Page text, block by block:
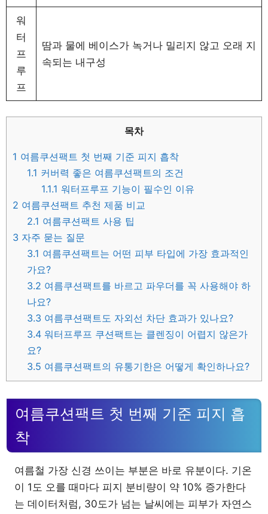
워
터
프
루
프
땀과 물에 베이스가 녹거나 밀리지 않고 오래 지
속되는 내구성
목차
1 여름쿠션팩트 첫 번째 기준 피지 흡착
1.1 커버력 좋은 여름쿠션팩트의 조건
1.1.1 워터프루프 기능이 필수인 이유
2 여름쿠션팩트 추천 제품 비교
2.1 여름쿠션팩트 사용 팁
3 자주 묻는 질문
3.1 여름쿠션팩트는 어떤 피부 타입에 가장 효과적인
가요?
3.2 여름쿠션팩트를 바르고 파우더를 꼭 사용해야 하
나요?
3.3 여름쿠션팩트도 자외선 차단 효과가 있나요?
3.4 워터프루프 쿠션팩트는 클렌징이 어렵지 않은가
요?
3.5 여름쿠션팩트의 유통기한은 어떻게 확인하나요?
여름쿠션팩트 첫 번째 기준 피지 흡
착
여름철 가장 신경 쓰이는 부분은 바로 유분이다. 기온
이 1도 오를 때마다 피지 분비량이 약 10% 증가한다
는 데이터처럼, 30도가 넘는 날씨에는 피부가 자연스